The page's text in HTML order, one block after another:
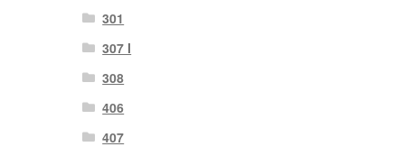
301
307 I
308
406
407